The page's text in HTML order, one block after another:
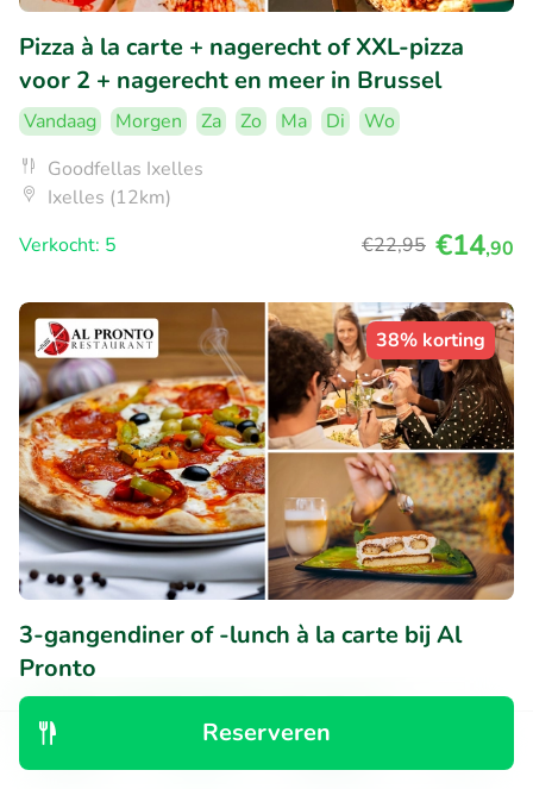
Reserveren
Pizza à la carte + nagerecht of XXL-pizza
voor 2 + nagerecht en meer in Brussel
Vandaag Morgen Za Zo Ma Di
Wo
Goodfellas Ixelles
Ixelles (12km)
Verkocht: 5
€22,95 €14,90
38% korting
3-gangendiner of -lunch à la carte bij Al
Pronto
9